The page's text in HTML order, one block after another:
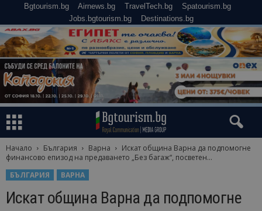
Bgtourism.bg Airnews.bg TravelTech.bg
Spatourism.bg
Jobs.bgtourism.bg
Destinations.bg
Начало България Варна
Искат община Варна да подпомогне
финансово епизод на предаването „Без багаж“, посветен...
БЪЛГАРИЯ
ВАРНА
Искат община Варна да подпомогне